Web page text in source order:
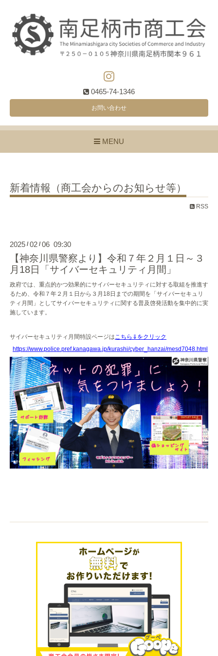
0465-74-1346
お問い合わせ
MENU
新着情報（商工会からのお知らせ等）
RSS
2025 / 02 / 06 09:30
【神奈川県警察より】令和７年２月１日～３
月18日「サイバーセキュリティ月間」
政府では、重点的かつ効果的にサイバーセキュリティに対する取組を推進す
るため、令和７年２月１日から３月18日までの期間を「サイバーセキュリ
ティ月間」としてサイバーセキュリティに関する普及啓発活動を集中的に実
施しています。
サイバーセキュリティ月間特設ページは こちら⇓をクリック
https://www.police.pref.kanagawa.jp/kurashi/cyber_hanzai/mesd7048.html